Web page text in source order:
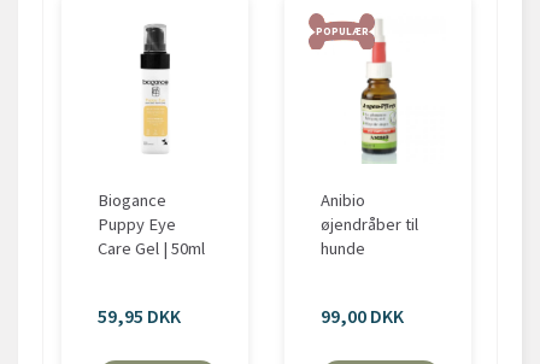
Biogance
Puppy Eye
Care Gel | 50ml
59,95 DKK
POPULÆR
Anibio
øjendråber til
hunde
99,00 DKK